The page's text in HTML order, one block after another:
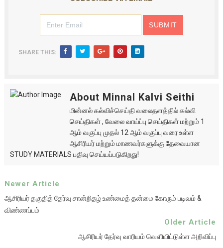
SHARE THIS:
About Minnal Kalvi Seithi
மின்னல் கல்விச்செய்தி வலைதளத்தில் கல்வி
செய்திகள் , வேலை வாய்ப்பு செய்திகள் மற்றும் 1
ஆம் வகுப்பு முதல் 12 ஆம் வகுப்பு வரை உள்ள
ஆசிரியர் மற்றும் மாணவர்களுக்கு தேவையான
STUDY MATERIALS பதிவு செய்யப்படுகிறது!
Newer Article
ஆசிரியர் தகுதித் தேர்வு சான்றிதழ் உண்மைத் தன்மை கோரும் படிவம் &
விண்ணப்பம்
Older Article
ஆசிரியர் தேர்வு வாரியம் வெளியிட்டுள்ள அறிவிப்பு